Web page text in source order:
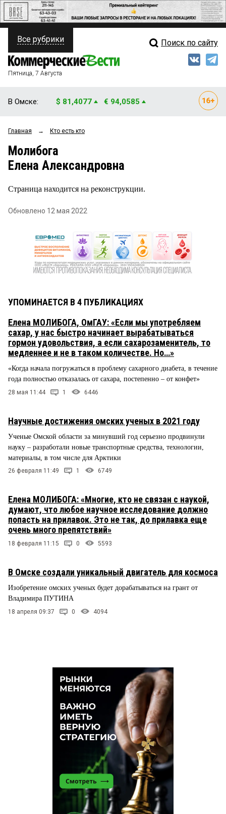
ПОЛИТИКА
ФИНАНСЫ
ОБЩЕСТВО
ЗАКОН
Свежий выпуск
Все рубрики Поиск по сайту
Пятница, 7 Августа
В Омске: $ 81,4077 € 94,0585
Главная → Кто есть кто
Молибога
Елена Александровна
Страница находится на реконструкции.
Обновлено 12 мая 2022
УПОМИНАЕТСЯ В 4 ПУБЛИКАЦИЯХ
Елена МОЛИБОГА, ОмГАУ: «Если мы употребляем
сахар, у нас быстро начинает вырабатываться
гормон удовольствия, а если сахарозаменитель, то
медленнее и не в таком количестве. Но…»
«Когда начала погружаться в проблему сахарного диабета, в течение
года полностью отказалась от сахара, постепенно – от конфет»
28 мая 11:44 1 6446
Научные достижения омских ученых в 2021 году
Ученые Омской области за минувший год серьезно продвинули
науку – разработали новые транспортные средства, технологии,
материалы, в том числе для Арктики
26 февраля 11:49 1 6749
Елена МОЛИБОГА: «Многие, кто не связан с наукой,
думают, что любое научное исследование должно
попасть на прилавок. Это не так, до прилавка еще
очень много препятствий»
18 февраля 11:15 0 5593
В Омске создали уникальный двигатель для космоса
Изобретение омских ученых будет дорабатываться на грант от
Владимира ПУТИНА
18 апреля 09:37 0 4094